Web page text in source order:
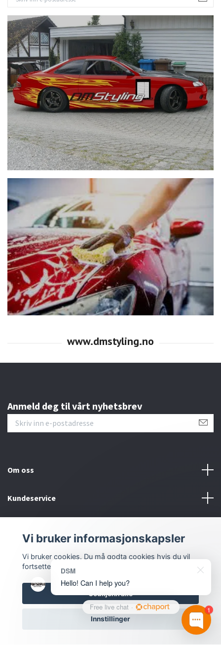
Anmeld deg til vårt nyhetsbrev
Om oss
Kundeservice
Sosiale medier
© 2026 Dmstyling.no
Vi bruker informasjonskapsler
Vi bruker cookies. Du må godta cookies hvis du vil
fortsette.
Godkjenn alle
Innstillinger
1
DSM
Hello! Can I help you?
Free live chat ·